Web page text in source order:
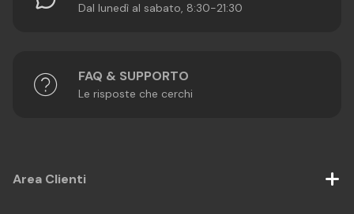
Dal lunedì al sabato, 8:30-21:30
FAQ & SUPPORTO
Le risposte che cerchi
Area Clienti